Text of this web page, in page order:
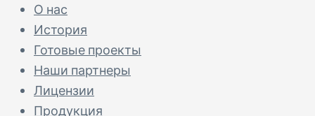
О нас
История
Готовые проекты
Наши партнеры
Лицензии